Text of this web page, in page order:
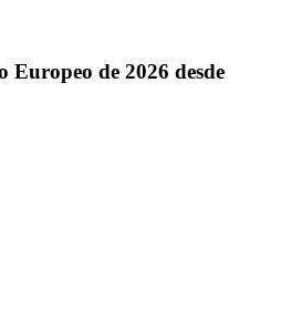
Europeo de 2026 desde